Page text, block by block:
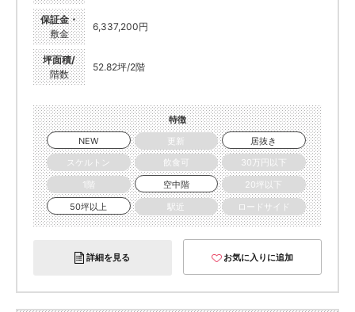
保証金・
敷金
6,337,200円
坪面積/
階数
52.82坪/2階
特徴
NEW
更新
居抜き
スケルトン
飲食可
30万円以下
1階
空中階
20坪以下
50坪以上
駅近 ロードサイド
詳細を見る お気に入りに追加